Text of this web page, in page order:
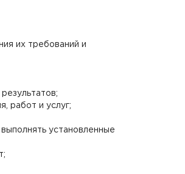
их требований и
работ и услуг;
установленные